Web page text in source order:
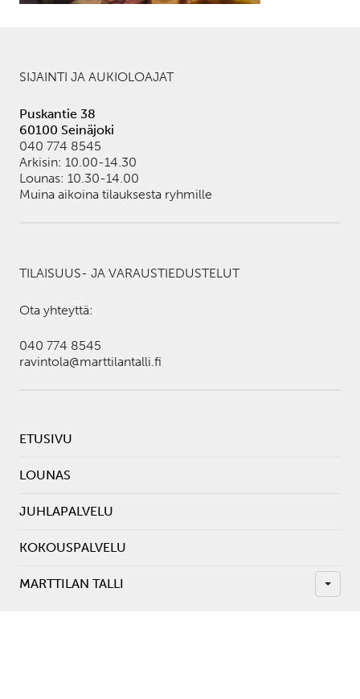
SIJAINTI JA AUKIOLOAJAT
Puskantie 38
60100 Seinäjoki
040 774 8545
Arkisin: 10.00-14.30
Lounas: 10.30-14.00
Muina aikoina tilauksesta ryhmille
TILAISUUS- JA VARAUSTIEDUSTELUT
Ota yhteyttä:
040 774 8545
ravintola@marttilantalli.fi
ETUSIVU
LOUNAS
JUHLAPALVELU
KOKOUSPALVELU
MARTTILAN TALLI